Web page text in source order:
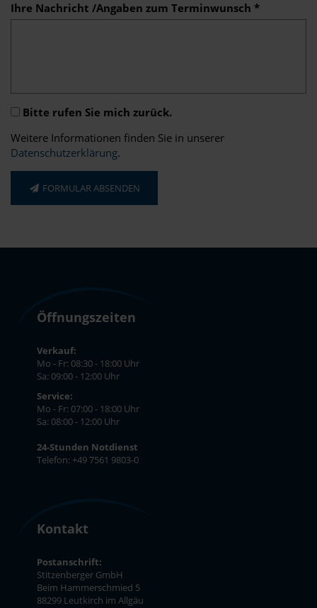
Ihre Nachricht /Angaben zum Terminwunsch *
Bitte rufen Sie mich zurück.
Weitere Informationen finden Sie in unserer
Datenschutzerklärung.
FORMULAR ABSENDEN
Öffnungszeiten
Verkauf:
Mo - Fr: 08:30 - 18:00 Uhr
Sa: 09:00 - 12:00 Uhr
Service:
Mo - Fr: 07:00 - 18:00 Uhr
Sa: 08:00 - 12:00 Uhr
24-Stunden Notdienst
Telefon: +49 7561 9803-0
Kontakt
Postanschrift:
Stitzenberger GmbH
Beim Hammerschmied 5
88299 Leutkirch im Allgäu